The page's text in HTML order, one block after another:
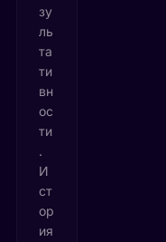
зу
ль
та
ти
вн
ос
ти
.
И
ст
ор
ия